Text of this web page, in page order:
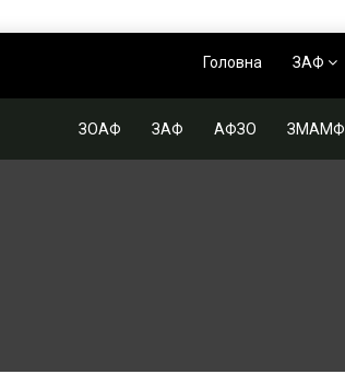
Головна ЗАФ
ЗОАФ ЗАФ АФЗО ЗМАМФ